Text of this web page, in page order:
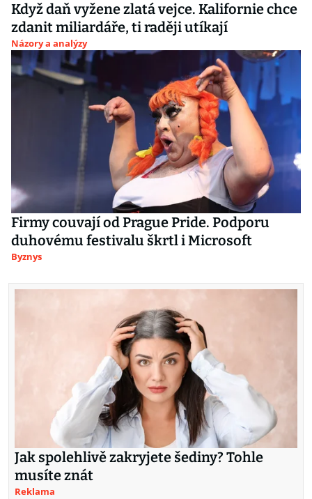
Když daň vyžene zlatá vejce. Kalifornie chce
zdanit miliardáře, ti raději utíkají
Názory a analýzy
Firmy couvají od Prague Pride. Podporu
duhovému festivalu škrtl i Microsoft
Byznys
Jak spolehlivě zakryjete šediny? Tohle
musíte znát
Reklama